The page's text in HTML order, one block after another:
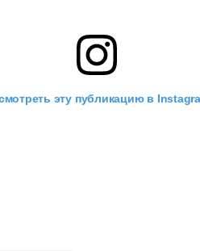
эту публикацию в